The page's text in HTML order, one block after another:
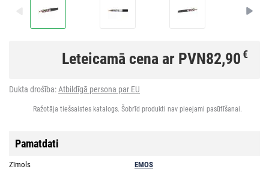
Leteicamā cena ar PVN82,90€
Dukta drošība:Atbildīgā persona par EU
Ražotāja tiešsaistes katalogs. Šobrīd produkti nav pieejami pasūtīšanai.
Pamatdati
Zīmols
EMOS